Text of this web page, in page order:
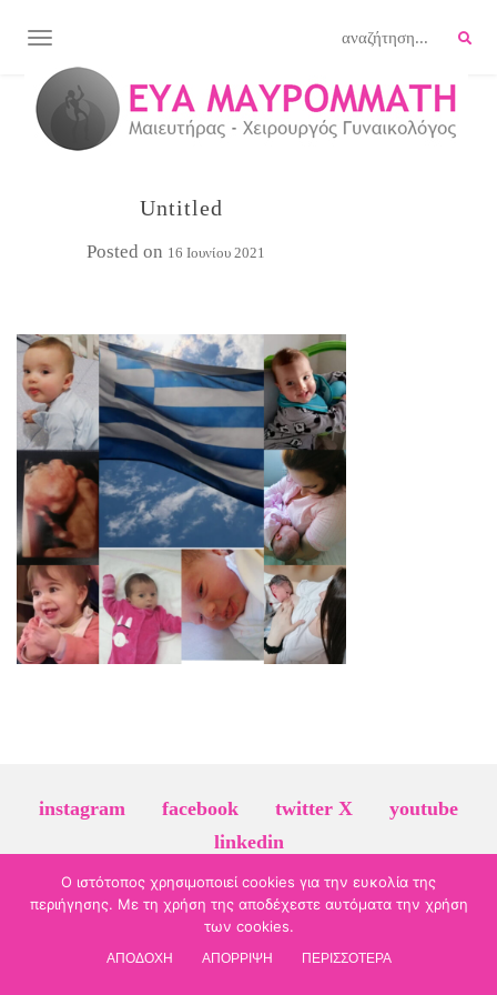
TOGGLE NAVIGATION
Untitled
Posted on 16 Ιουνίου 2021
instagram facebook twitter X
youtube
linkedin
© 2026 evamavrommati-gyn.gr | τηλ. επικοινωνίας: 2610 278 831| Πάτρα
Πολιτική Προστασίας Προσωπικών Δεδομένων
Ο ιστότοπος χρησιμοποιεί cookies για την ευκολία της
περιήγησης. Με τη χρήση της αποδέχεστε αυτόματα την χρήση
των cookies.
ΑΠΟΔΟΧΗ ΑΠΟΡΡΙΨΗ ΠΕΡΙΣΣΟΤΕΡΑ